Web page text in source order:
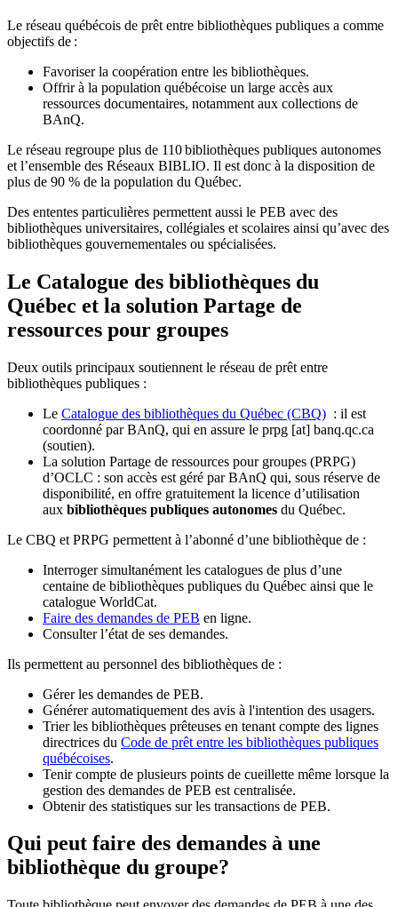
Le réseau québécois de prêt entre bibliothèques publiques a comme
objectifs de :
Favoriser la coopération entre les bibliothèques.
Offrir à la population québécoise un large accès aux
ressources documentaires, notamment aux collections de
BAnQ.
Le réseau regroupe plus de 110bibliothèques publiques autonomes
et l’ensemble des Réseaux BIBLIO. Il est donc à la disposition de
plus de 90 % de la population du Québec.
Des ententes particulières permettent aussi le PEB avec des
bibliothèques universitaires, collégiales et scolaires ainsi qu’avec des
bibliothèques gouvernementales ou spécialisées.
Le Catalogue des bibliothèques du
Québec et la solution Partage de
ressources pour groupes
Deux outils principaux soutiennent le réseau de prêt entre
bibliothèques publiques :
Le Catalogue des bibliothèques du Québec (CBQ) : il est
coordonné par BAnQ, qui en assure le prpg [at] banq.qc.ca
(soutien).
La solution Partage de ressources pour groupes (PRPG)
d’OCLC : son accès est géré par BAnQ qui, sous réserve de
disponibilité, en offre gratuitement la licence d’utilisation
aux bibliothèques publiques autonomes du Québec.
Le CBQ et PRPG permettent à l’abonné d’une bibliothèque de :
Interroger simultanément les catalogues de plus d’une
centaine de bibliothèques publiques du Québec ainsi que le
catalogue WorldCat.
Faire des demandes de PEB en ligne.
Consulter l’état de ses demandes.
Ils permettent au personnel des bibliothèques de :
Gérer les demandes de PEB.
Générer automatiquement des avis à l'intention des usagers.
Trier les bibliothèques prêteuses en tenant compte des lignes
directrices du Code de prêt entre les bibliothèques publiques
québécoises.
Tenir compte de plusieurs points de cueillette même lorsque la
gestion des demandes de PEB est centralisée.
Obtenir des statistiques sur les transactions de PEB.
Qui peut faire des demandes à une
bibliothèque du groupe?